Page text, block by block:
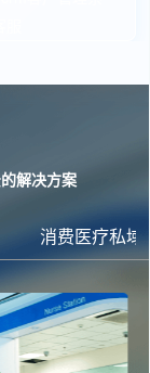
解决方案
消费医疗私域